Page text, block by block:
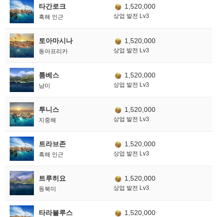
타간로크
흑해 인근
1,520,000
상업 발전 Lv3
토아마시나
동아프리카
1,520,000
상업 발전 Lv3
툼베스
남미
1,520,000
상업 발전 Lv3
투니스
지중해
1,520,000
상업 발전 Lv3
트라브존
흑해 인근
1,520,000
상업 발전 Lv3
트루히요
동북미
1,520,000
상업 발전 Lv3
타라불루스 1,520,000